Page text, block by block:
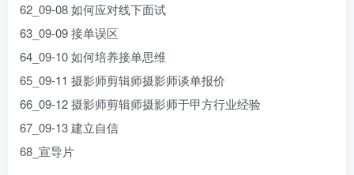
62_09-08 如何应对线下面试
63_09-09 接单误区
64_09-10 如何培养接单思维
65_09-11 摄影师剪辑师摄影师谈单报价
66_09-12 摄影师剪辑师摄影师于甲方行业经验
67_09-13 建立自信
68_宣导片